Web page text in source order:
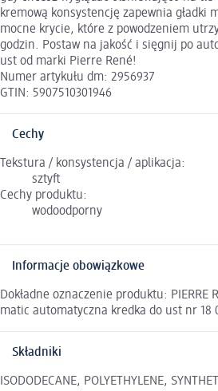
kremową konsystencję zapewnia gładki
mocne krycie, które z powodzeniem
godzin. Postaw na jakość i sięgnij po
ust od marki Pierre René!
Numer artykułu dm: 2956937
GTIN: 5907510301946
Cechy
Tekstura / konsystencja / aplikacja:
sztyft
Cechy produktu:
wodoodporny
Informacje obowiązkowe
Dokładne oznaczenie produktu: PIERRE
matic automatyczna kredka do ust nr 18
Składniki
ISODODECANE, POLYETHYLENE,